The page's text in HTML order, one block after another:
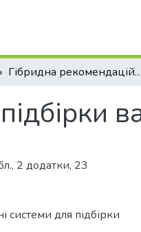
Гібридна рекомендаційна система для підбірки вакансій
2 додатки, 23
системи для підбірки